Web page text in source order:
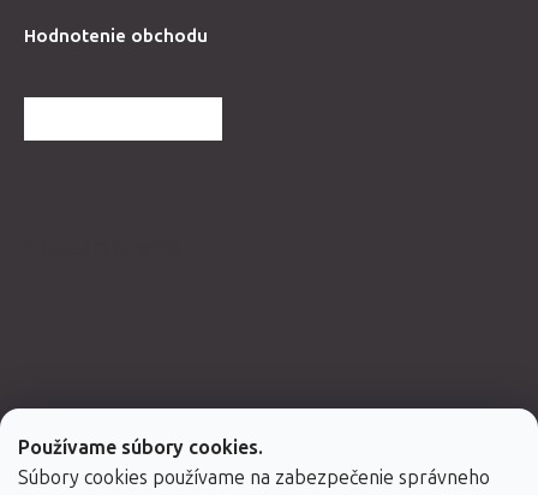
Používame súbory cookies.
Súbory cookies používame na zabezpečenie správneho
Hodnotenie obchodu